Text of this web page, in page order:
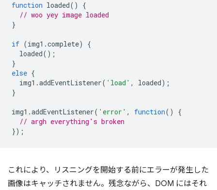
function loaded()
{
// woo yey image loaded
}
if (img1 .complete)
{
loaded();
}
else {
img1 .addEventListener( 'load' , loaded);
}
img1 .addEventListener( 'error' , function()
{
// argh everything's broken
});
これにより、リスニングを開始する前にエラーが発生した
画像はキャッチされません。残念ながら、DOM にはそれ